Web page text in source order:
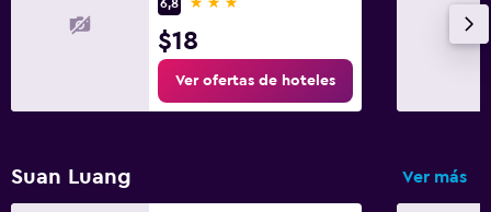
6,8
$18
Ver ofertas de hoteles
Suan Luang Ver más